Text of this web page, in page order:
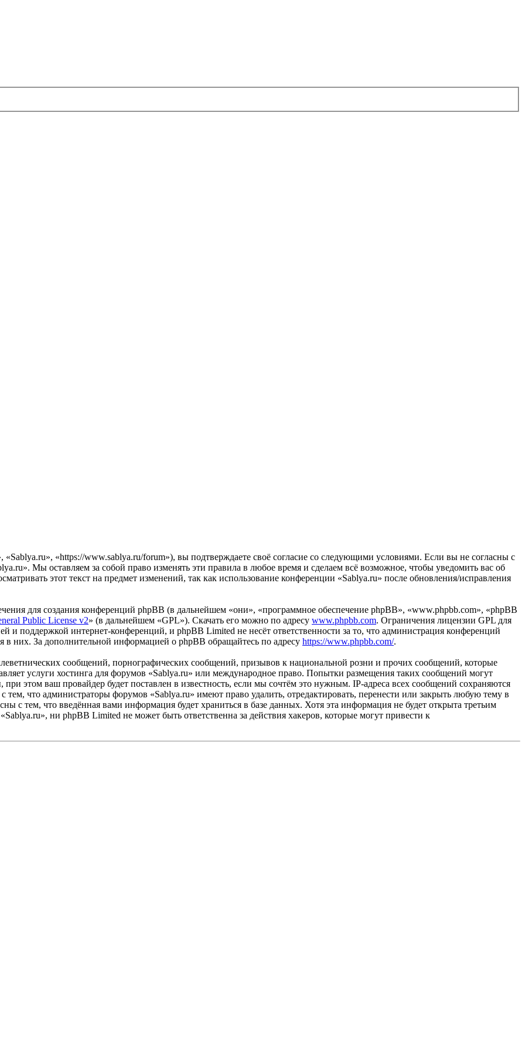
«https://www.sablya.ru/forum»), вы подтверждаете своё согласие со следующими условиями. Если вы не согласны с
Мы оставляем за собой право изменять эти правила в любое время и сделаем всё возможное, чтобы уведомить вас об
этот текст на предмет изменений, так как использование конференции «Sablya.ru» после обновления/исправления
для создания конференций phpBB (в дальнейшем «они», «программное обеспечение phpBB», «www.phpbb.com», «phpBB
Public License v2» (в дальнейшем «GPL»). Скачать его можно по адресу www.phpbb.com. Ограничения лицензии GPL для
и поддержкой интернет-конференций, и phpBB Limited не несёт ответственности за то, что администрация конференций
в них. За дополнительной информацией о phpBB обращайтесь по адресу https://www.phpbb.com/.
сообщений, порнографических сообщений, призывов к национальной розни и прочих сообщений, которые
услуги хостинга для форумов «Sablya.ru» или международное право. Попытки размещения таких сообщений могут
этом ваш провайдер будет поставлен в известность, если мы сочтём это нужным. IP-адреса всех сообщений сохраняются
тем, что администраторы форумов «Sablya.ru» имеют право удалить, отредактировать, перенести или закрыть любую тему в
с тем, что введённая вами информация будет храниться в базе данных. Хотя эта информация не будет открыта третьим
ни phpBB Limited не может быть ответственна за действия хакеров, которые могут привести к